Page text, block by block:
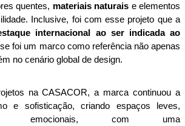
quentes, materiais naturais e elementos
Inclusive, foi com esse projeto que a
internacional ao ser indicada ao
foi um marco como referência não apenas
no cenário global de design.
na CASACOR, a marca continuou a
e sofisticação, criando espaços leves,
emocionais, com uma